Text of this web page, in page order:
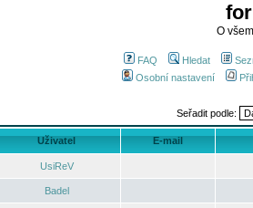
O
FAQ Hledat
Osobní nastavení
Seřadit podle:
Uživatel E-mail
UsiReV
Badel